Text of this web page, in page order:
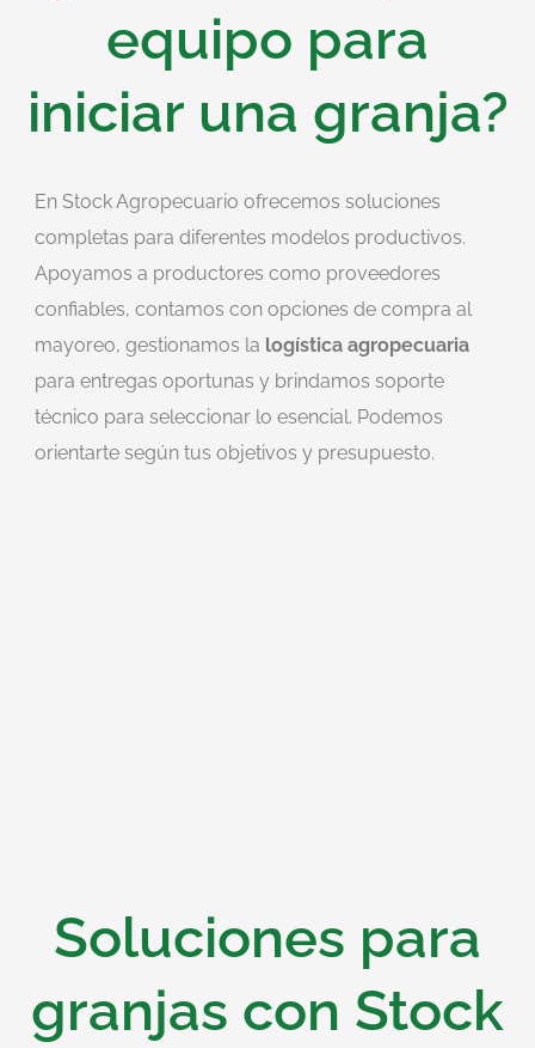
equipo para
iniciar una granja?
En Stock Agropecuario ofrecemos soluciones
completas para diferentes modelos productivos.
Apoyamos a productores como proveedores
confiables, contamos con opciones de compra al
mayoreo, gestionamos la logística agropecuaria
para entregas oportunas y brindamos soporte
técnico para seleccionar lo esencial. Podemos
orientarte según tus objetivos y presupuesto.
Soluciones para
granjas con Stock